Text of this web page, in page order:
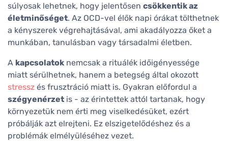
súlyosak lehetnek, hogy jelentősen csökkentik az
életminőséget. Az OCD-vel élők napi órákat tölthetnek
a kényszerek végrehajtásával, ami akadályozza őket a
munkában, tanulásban vagy társadalmi életben.
A kapcsolatok nemcsak a rituálék időigényessége
miatt sérülhetnek, hanem a betegség által okozott
stressz és frusztráció miatt is. Gyakran előfordul a
szégyenérzet is - az érintettek attól tartanak, hogy
környezetük nem érti meg viselkedésüket, ezért
próbálják azt elrejteni. Ez elszigetelődéshez és a
problémák elmélyüléséhez vezet.